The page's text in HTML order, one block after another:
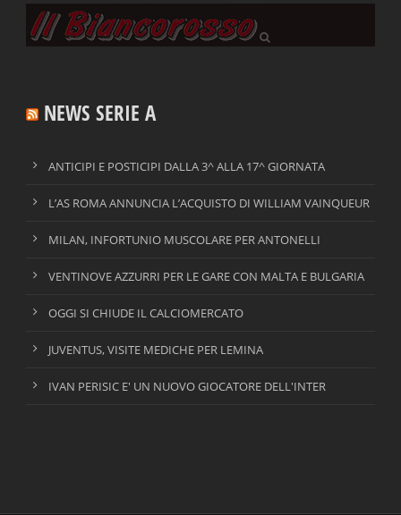
NEWS SERIE A
ANTICIPI E POSTICIPI DALLA 3^ ALLA 17^ GIORNATA
L’AS ROMA ANNUNCIA L’ACQUISTO DI WILLIAM VAINQUEUR
MILAN, INFORTUNIO MUSCOLARE PER ANTONELLI
VENTINOVE AZZURRI PER LE GARE CON MALTA E BULGARIA
OGGI SI CHIUDE IL CALCIOMERCATO
JUVENTUS, VISITE MEDICHE PER LEMINA
IVAN PERISIC E' UN NUOVO GIOCATORE DELL'INTER